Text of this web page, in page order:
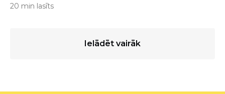
20 min lasīts
Ielādēt vairāk